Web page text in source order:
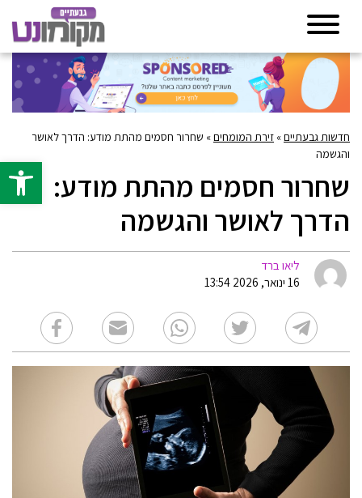
פתח
חדשות גבעתיים» זירת המומחים» שחרור חסמים מהתת מודע: הדרך לאושר
והגשמה
שחרור חסמים מהתת מודע:
הדרך לאושר והגשמה
ליאו ברד
16 ינואר, 2026 13:54